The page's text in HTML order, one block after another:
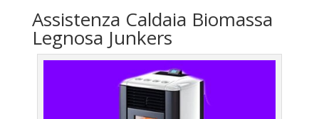
Assistenza Caldaia Biomassa
Legnosa Junkers